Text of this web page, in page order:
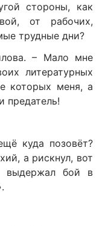
стороны, как
от рабочих,
трудные дни?
– Мало мне
литературных
которых меня, а
предатель!
куда позовёт?
а рискнул, вот
выдержал бой в